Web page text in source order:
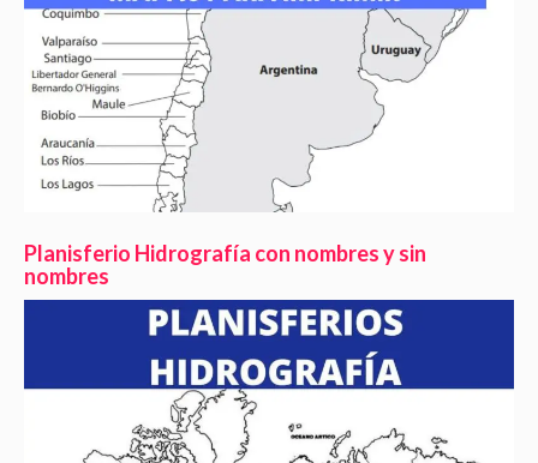
Planisferio Hidrografía con nombres y sin
nombres